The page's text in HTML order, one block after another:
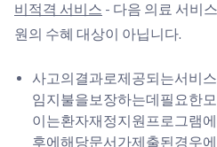
비적격 서비스 - 다음 의료 서비
원의 수혜 대상이 아닙니다.
사고의결과로제공되는서비
임지불을보장하는데필요한
이는환자재정지원프로그램
후에해당문서가제출된경우